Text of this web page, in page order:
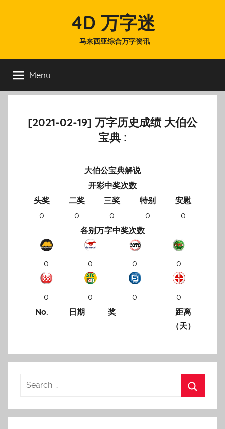
4D 万字迷
马来西亚综合万字资讯
Menu
[2021-02-19] 万字历史成绩 大伯公
宝典 :
大伯公宝典解说
开彩中奖次数
头奖
二奖 三奖 特别
安慰
0
0 0 0
0
各别万字中奖次数
0 0 0 0
0 0 0
0
No.
日期 奖
距离
（天）